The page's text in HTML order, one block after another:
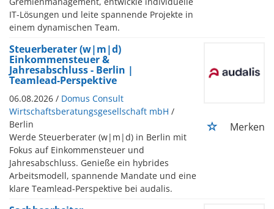
IT-Lösungen und leite spannende Projekte in
einem dynamischen Team.
Steuerberater (w|m|d)
Einkommensteuer &
Jahresabschluss - Berlin |
Teamlead-Perspektive
06.08.2026 / Domus Consult
Wirtschaftsberatungsgesellschaft mbH /
Berlin
Werde Steuerberater (w|m|d) in Berlin mit
Fokus auf Einkommensteuer und
Jahresabschluss. Genieße ein hybrides
Arbeitsmodell, spannende Mandate und eine
klare Teamlead-Perspektive bei audalis.
Merken